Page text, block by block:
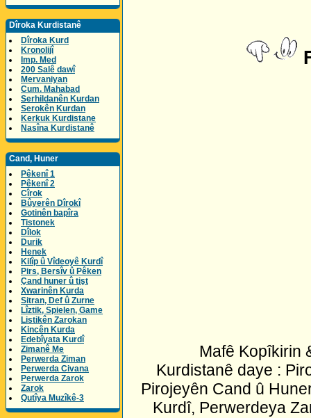
Dîroka Kurdistanê
Dîroka Kurd
Kronolijî
Imp. Med
200 Salê dawî
Mervaniyan
Cum. Mahabad
Serhildanên Kurdan
Serokên Kurdan
Kerkuk Kurdistane
Nasîna Kurdistanê
Cand, Huner
Pêkenî 1
Pêkenî 2
Cîrok
Bûyerên Dîrokî
Gotinên bapîra
Tistonek
Dîlok
Durik
Henek
Kilîp û Vîdeoyê Kurdî
Pirs, Bersîv û Pêken
Çand huner û tişt
Xwarinên Kurda
Sitran, Def û Zurne
Lîztik, Spielen, Game
Listikên Zarokan
Kincên Kurda
Edebîyata Kurdî
Zimanê Me
Perwerda Ziman
Perwerda Civana
Perwerda Zarok
Zarok
Qutîya Muzîkê-3
Mafê Kopîkirin
Kurdistanê daye :
Pirojeyên Cand û
Kurdî, Perwerdeya